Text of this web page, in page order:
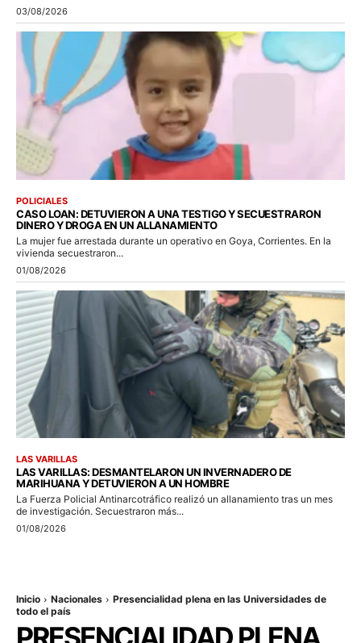
03/08/2026
POLICIALES
CASO LOAN: DETUVIERON A UNA TESTIGO Y SECUESTRARON
DINERO Y DROGA EN UN ALLANAMIENTO
La mujer fue arrestada durante un operativo en Goya, Corrientes. En la
vivienda secuestraron...
01/08/2026
LAS VARILLAS
LAS VARILLAS: DESMANTELARON UN INVERNADERO DE
MARIHUANA Y DETUVIERON A UN HOMBRE
La Fuerza Policial Antinarcotráfico realizó un allanamiento tras un mes
de investigación. Secuestraron más...
01/08/2026